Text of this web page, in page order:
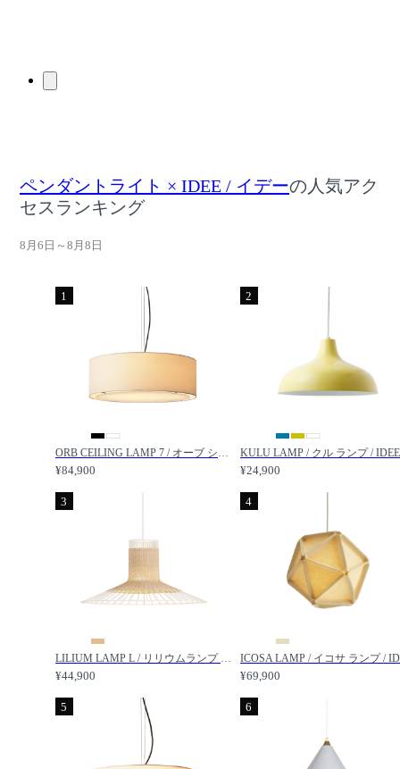
ペンダントライト × IDEE / イデーの人気アク
セスランキング
8月6日～8月8日
1
ORB CEILING LAMP 7 / オーブ シーリングランプ 7 / IDEE / イデー
¥84,900
2
¥24,900
3
¥44,900
4
¥69,900
5 6